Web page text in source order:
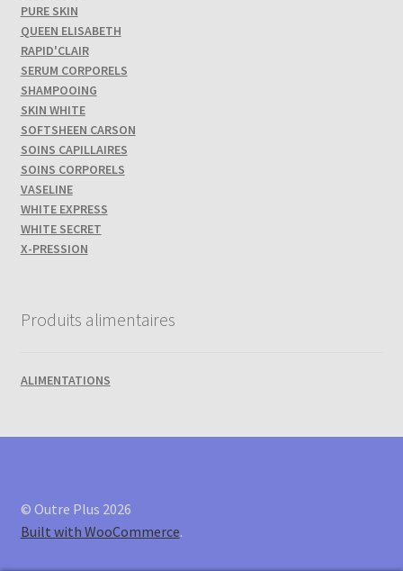
PURE SKIN
QUEEN ELISABETH
RAPID'CLAIR
SERUM CORPORELS
SHAMPOOING
SKIN WHITE
SOFTSHEEN CARSON
SOINS CAPILLAIRES
SOINS CORPORELS
VASELINE
WHITE EXPRESS
WHITE SECRET
X-PRESSION
Produits alimentaires
ALIMENTATIONS
© Outre Plus 2026
Built with WooCommerce.